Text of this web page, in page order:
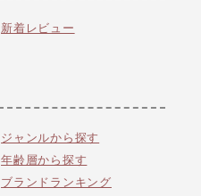
新着レビュー
ジャンルから探す
年齢層から探す
ブランドランキング